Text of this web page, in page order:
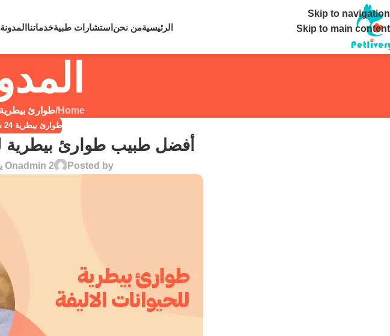
Skip to navigation
Skip to main content
الرئيسيةمن نحن استشارات طبيةخدماتنا المدونة
Home
/طوارئ بيطرية 24 ساعة
طوارئ بيطرية 24 ساعة
أفضل طبيب طوارئ بيطرية
Posted by
admin 2On يوليو 15, 2025